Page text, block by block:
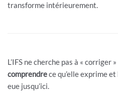
transforme intérieurement.
L’IFS ne cherche pas à « corriger
comprendrece qu’elle exprime
eue jusqu’ici.